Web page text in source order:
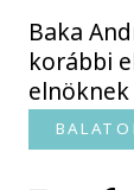
Baka
korábbi